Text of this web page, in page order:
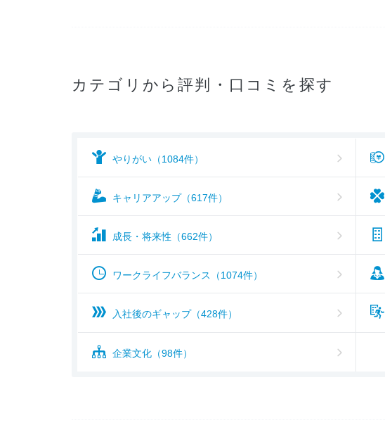
カテゴリから評判・口コミを探す
やりがい（1084件）
キャリアアップ（617件）
成長・将来性（662件）
ワークライフバランス（1074件）
入社後のギャップ（428件）
企業文化（98件）